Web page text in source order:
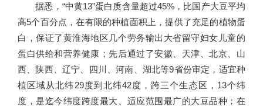
据悉，“中黄13”蛋白质含量超过45%，比国产大豆平均
高5个百分点，在有限的种植面积上，提供了充足的植物蛋
白，保证了黄淮海地区几个劳务输出大省留守妇女儿童的
蛋白供给和营养健康；先后通过了安徽、天津、北京、山
西、陕西、辽宁、四川、河南、湖北等9省份审定，适宜种
植区域从北纬29度到北纬42度，跨三个生态区，13个纬
度，是迄今纬度跨度最大、适应范围最广的大豆品种；在